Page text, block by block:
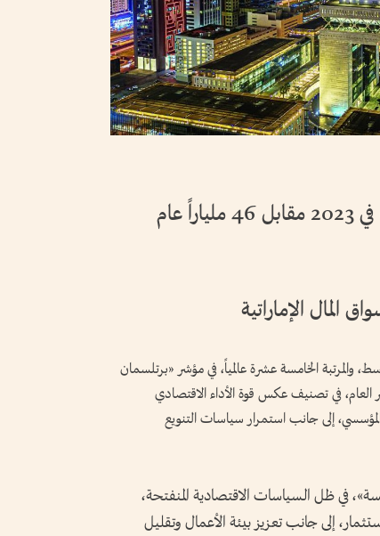
514 مليار دولار حجم اقتصاد الإمارات في 2023 مقابل 46 ملياراً عام
والمرتبة الخامسة عشرة عالمياً، في مؤشر «برتلسمان
محققة 8 نقاط على المؤشر العام، في تصنيف عكس قوة الأداء الاقتصادي
إلى جانب استمرار سياسات التنويع
في ظل السياسات الاقتصادية المنفتحة،
إلى جانب تعزيز بيئة الأعمال وتقليل